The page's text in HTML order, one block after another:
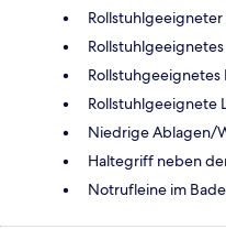
Rollstuhlgeeigneter
Rollstuhgeeignetes
Rollstuhlgeeignete
Niedrige Ablagen/
Haltegriff neben
Notrufleine im